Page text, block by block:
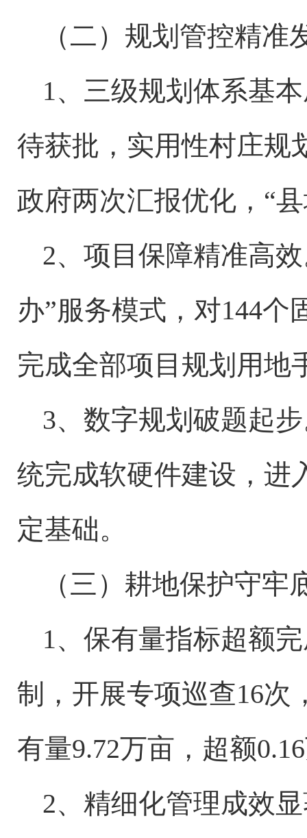
（二）规划管控精
1、三级规划体系基
待获批，实用性村庄规
政府两次汇报优化，“
2、项目保障精准高
办”服务模式，对144
完成全部项目规划用地
3、数字规划破题起
统完成软硬件建设，进
定基础。
（三）耕地保护守
1、保有量指标超额
制，开展专项巡查16次
有量9.72万亩，超额
2、精细化管理成效